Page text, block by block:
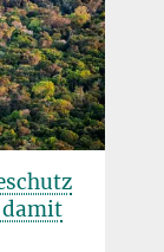
damit